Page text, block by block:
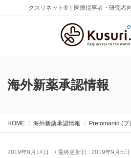
クスリネット®｜医療従事者・研究者
海外新薬承認情報
HOME 海外新薬承認情報 Pretomanid (
2019年8月14日 / 最終更新日 : 2019年9月5日